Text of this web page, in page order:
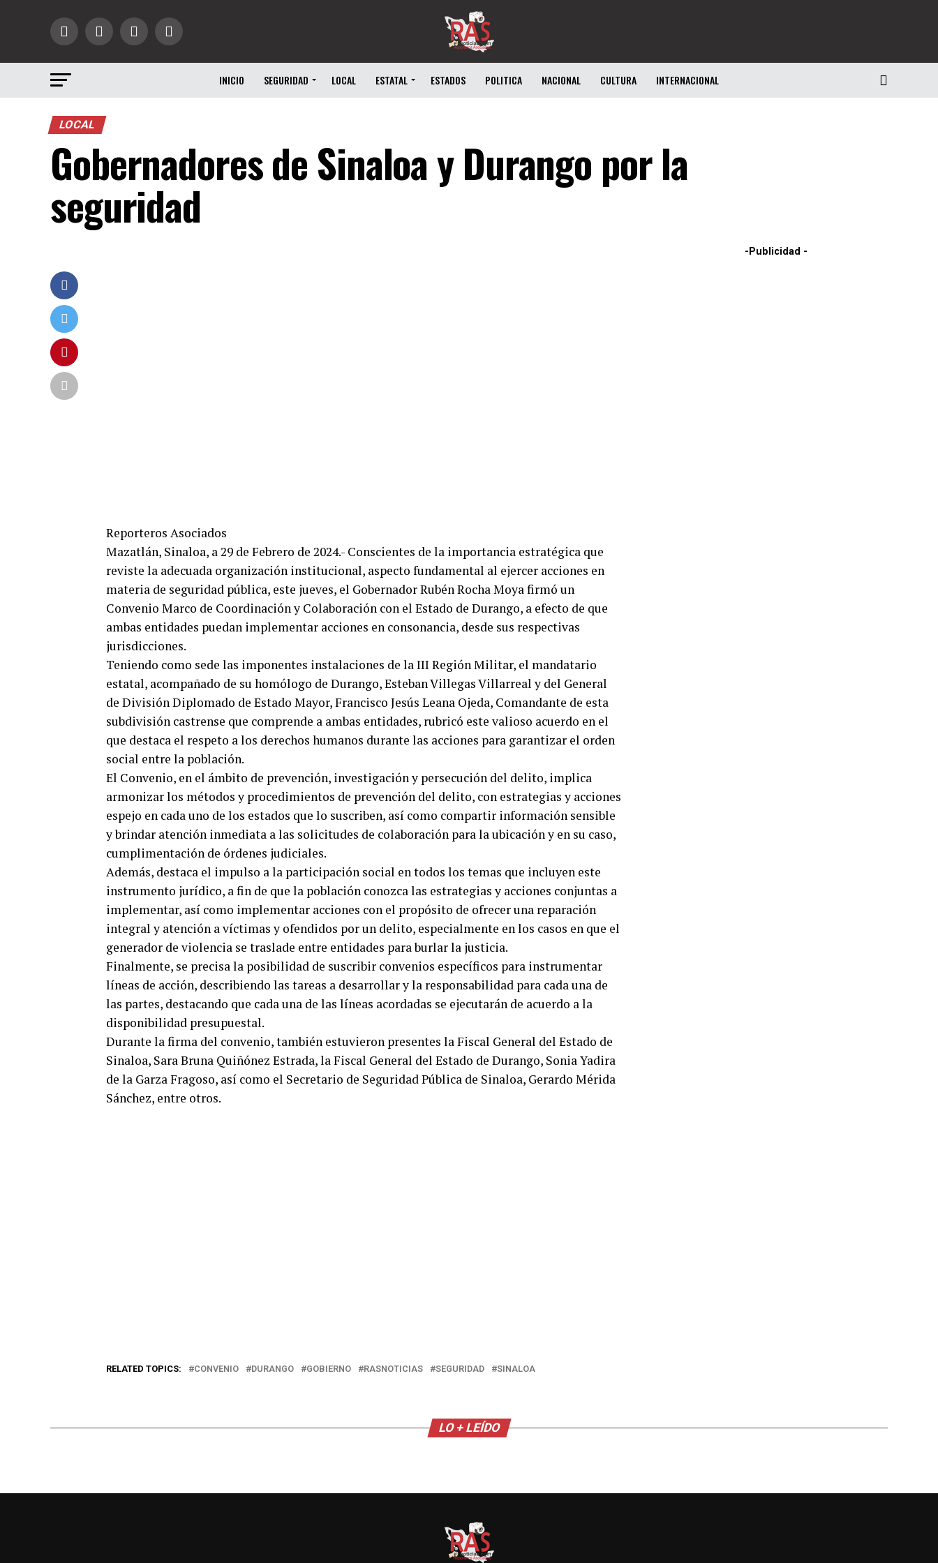
INICIO SEGURIDAD LOCAL ESTATAL ESTADOS POLITICA NACIONAL CULTURA INTERNACIONAL
LOCAL
Gobernadores de Sinaloa y Durango por la
seguridad
Reporteros Asociados
Mazatlán, Sinaloa, a 29 de Febrero de 2024.- Conscientes de la importancia estratégica que
reviste la adecuada organización institucional, aspecto fundamental al ejercer acciones en
materia de seguridad pública, este jueves, el Gobernador Rubén Rocha Moya firmó un
Convenio Marco de Coordinación y Colaboración con el Estado de Durango, a efecto de que
ambas entidades puedan implementar acciones en consonancia, desde sus respectivas
jurisdicciones.
Teniendo como sede las imponentes instalaciones de la III Región Militar, el mandatario
estatal, acompañado de su homólogo de Durango, Esteban Villegas Villarreal y del General
de División Diplomado de Estado Mayor, Francisco Jesús Leana Ojeda, Comandante de esta
subdivisión castrense que comprende a ambas entidades, rubricó este valioso acuerdo en el
que destaca el respeto a los derechos humanos durante las acciones para garantizar el orden
social entre la población.
El Convenio, en el ámbito de prevención, investigación y persecución del delito, implica
armonizar los métodos y procedimientos de prevención del delito, con estrategias y acciones
espejo en cada uno de los estados que lo suscriben, así como compartir información sensible
y brindar atención inmediata a las solicitudes de colaboración para la ubicación y en su caso,
cumplimentación de órdenes judiciales.
Además, destaca el impulso a la participación social en todos los temas que incluyen este
instrumento jurídico, a fin de que la población conozca las estrategias y acciones conjuntas a
implementar, así como implementar acciones con el propósito de ofrecer una reparación
integral y atención a víctimas y ofendidos por un delito, especialmente en los casos en que el
generador de violencia se traslade entre entidades para burlar la justicia.
Finalmente, se precisa la posibilidad de suscribir convenios específicos para instrumentar
líneas de acción, describiendo las tareas a desarrollar y la responsabilidad para cada una de
las partes, destacando que cada una de las líneas acordadas se ejecutarán de acuerdo a la
disponibilidad presupuestal.
Durante la firma del convenio, también estuvieron presentes la Fiscal General del Estado de
Sinaloa, Sara Bruna Quiñónez Estrada, la Fiscal General del Estado de Durango, Sonia Yadira
de la Garza Fragoso, así como el Secretario de Seguridad Pública de Sinaloa, Gerardo Mérida
Sánchez, entre otros.
RELATED TOPICS: CONVENIO DURANGO GOBIERNO RASNOTICIAS SEGURIDAD SINALOA
-Publicidad -
LO + LEÍDO